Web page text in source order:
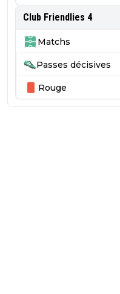
Club Friendlies 4
Matchs
Passes décisives
Rouge